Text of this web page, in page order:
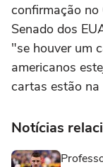
confirmação no
Senado dos
"se houver um
americanos
cartas estão na
Notícias